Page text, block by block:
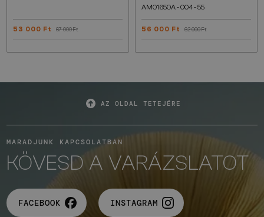
53 000 Ft 67 000 Ft
AM0165OA - 004 - 55
56 000 Ft 62 000 Ft
AZ OLDAL TETEJÉRE
MARADJUNK KAPCSOLATBAN
KÖVESD A VARÁZSLATOT
FACEBOOK INSTAGRAM